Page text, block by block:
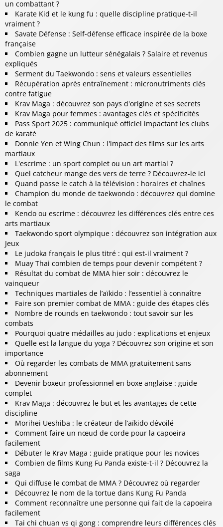
un combattant ?
Karate Kid et le kung fu : quelle discipline pratique-t-il
vraiment ?
Savate Défense : Self-défense efficace inspirée de la boxe
française
Combien gagne un lutteur sénégalais ? Salaire et revenus
expliqués
Serment du Taekwondo : sens et valeurs essentielles
Récupération après entraînement : micronutriments clés
contre fatigue
Krav Maga : découvrez son pays d'origine et ses secrets
Krav Maga pour femmes : avantages clés et spécificités
Pass Sport 2025 : communiqué officiel impactant les clubs
de karaté
Donnie Yen et Wing Chun : l'impact des films sur les arts
martiaux
L'escrime : un sport complet ou un art martial ?
Quel catcheur mange des vers de terre ? Découvrez-le ici
Quand passe le catch à la télévision : horaires et chaînes
Champion du monde de taekwondo : découvrez qui domine
le combat
Kendo ou escrime : découvrez les différences clés entre ces
arts martiaux
Taekwondo sport olympique : découvrez son intégration aux
Jeux
Le judoka français le plus titré : qui est-il vraiment ?
Muay Thai combien de temps pour devenir compétent ?
Résultat du combat de MMA hier soir : découvrez le
vainqueur
Techniques martiales de l’aïkido : l’essentiel à connaître
Faire son premier combat de MMA : guide des étapes clés
Nombre de rounds en taekwondo : tout savoir sur les
combats
Pourquoi quatre médailles au judo : explications et enjeux
Quelle est la langue du yoga ? Découvrez son origine et son
importance
Où regarder les combats de MMA gratuitement sans
abonnement
Devenir boxeur professionnel en boxe anglaise : guide
complet
Krav Maga : découvrez le but et les avantages de cette
discipline
Morihei Ueshiba : le créateur de l’aïkido dévoilé
Comment faire un nœud de corde pour la capoeira
facilement
Débuter le Krav Maga : guide pratique pour les novices
Combien de films Kung Fu Panda existe-t-il ? Découvrez la
saga
Qui diffuse le combat de MMA ? Découvrez où regarder
Découvrez le nom de la tortue dans Kung Fu Panda
Comment reconnaître une personne qui fait de la capoeira
facilement
Tai chi chuan vs qi gong : comprendre leurs différences clés